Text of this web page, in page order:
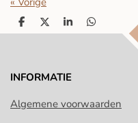
D
e
D
e
S
h
D
e
INFORMATIE
Algemene voorwaarden